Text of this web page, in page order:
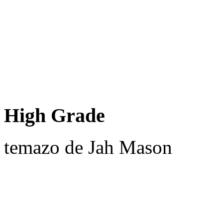
High Grade
temazo de Jah Mason